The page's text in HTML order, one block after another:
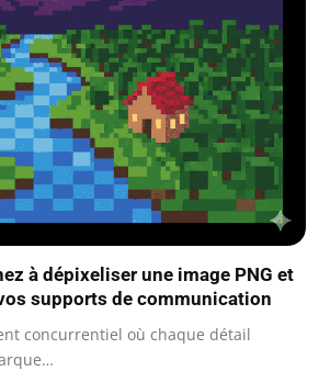
à dépixeliser une image PNG et
supports de communication
concurrentiel où chaque détail